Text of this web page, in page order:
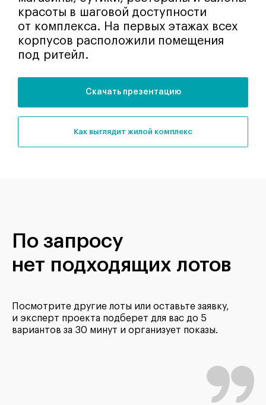
красоты в шаговой доступности
от комплекса. На первых этажах всех
корпусов расположили помещения
под ритейл.
Скачать презентацию
как выглядит жилой комплекс
По запросу
нет подходящих лотов
Посмотрите другие лоты или оставьте заявку,
и эксперт проекта подберет для вас до 5
вариантов за 30 минут и организует показы.